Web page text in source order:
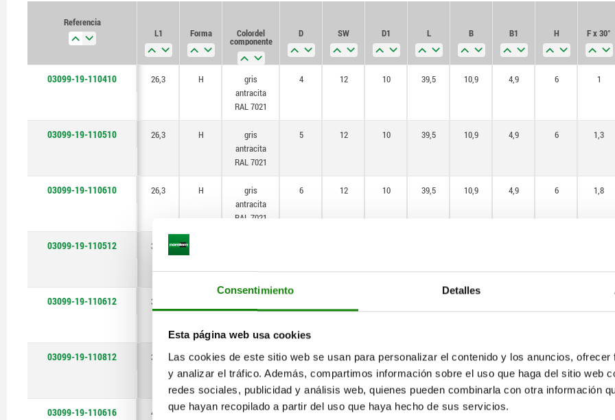
Consentimiento Detalles
Esta página web usa cookies
Las cookies de este sitio web se usan para personalizar el contenido y los anuncios,
y analizar el tráfico. Además, compartimos información sobre el uso que haga del sitio web
redes sociales, publicidad y análisis web, quienes pueden combinarla con otra información
que hayan recopilado a partir del uso que haya hecho de sus servicios.
rojo tráfico RAL 3020
verde señal RAL 6032
Referencia
L1
Forma Color del
componente
D SW D1 L B B1 H F x 30°
03099-19-110410 26,3 H
gris
antracita
RAL 7021
4 12 10 39,5 10,9 4,9 6 1
03099-19-110510 26,3 H
gris
antracita
RAL 7021
5 12 10 39,5 10,9 4,9 6 1,3
03099-19-110610 26,3 H
gris
antracita
RAL 7021
6 12 10 39,5 10,9 4,9 6 1,8
03099-19-110512 31,1
RAL 7021
03099-19-110612 31,1
antracita
RAL 7021
03099-19-110812 31,1 H
gris
antracita
RAL 7021
8 16 12 48,4 12,9 5,7 8 2,3
03099-19-110616 41,5 H
gris
6 20 16 62,3 16,6